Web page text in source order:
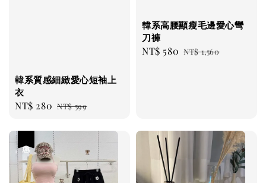
韓系質感細緻愛心短袖上
衣
Sale
NT$ 280 Regular
NT$ 599
韓系高腰顯瘦毛邊愛心彎
刀褲
Sale
NT$ 580 Regular
NT$ 1,560